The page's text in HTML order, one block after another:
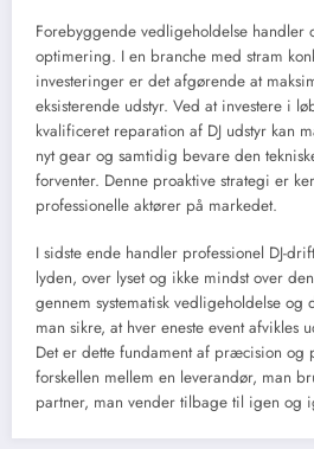
Forebyggende vedligeholdelse handler
optimering. I en branche med stram
investeringer er det afgørende at
eksisterende udstyr. Ved at investere i
kvalificeret reparation af DJ udstyr kan
nyt gear og samtidig bevare den
forventer. Denne proaktive strategi er
professionelle aktører på markedet.
I sidste ende handler professionel DJ-
lyden, over lyset og ikke mindst over
gennem systematisk vedligeholdelse og
man sikre, at hver eneste event afvikles
Det er dette fundament af præcision
forskellen mellem en leverandør, man
partner, man vender tilbage til igen og